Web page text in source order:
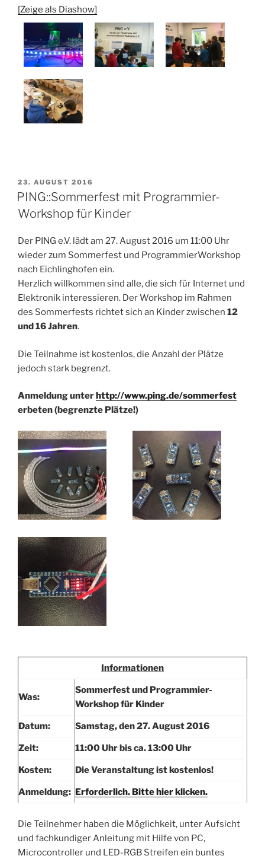
[Zeige als Diashow]
VERÖFFENTLICHT
AM
23. AUGUST 2016
PING::Sommerfest mit Programmier-
Workshop für Kinder
Der PING e.V. lädt am 27. August 2016 um 11:00 Uhr
wieder zum Sommerfest und ProgrammierWorkshop
nach Eichlinghofen ein.
Herzlich willkommen sind alle, die sich für Internet und
Elektronik interessieren. Der Workshop im Rahmen
des Sommerfests richtet sich an Kinder zwischen 12
und 16 Jahren.
Die Teilnahme ist kostenlos, die Anzahl der Plätze
jedoch stark begrenzt.
Anmeldung unterhttp://www.ping.de/sommerfest
erbeten (begrenzte Plätze!)
Informationen
Was:
Sommerfest und Programmier-
Workshop für Kinder
Datum: Samstag, den 27. August 2016
Zeit: 11:00 Uhr bis ca. 13:00 Uhr
Kosten: Die Veranstaltung ist kostenlos!
Anmeldung: Erforderlich. Bitte hier klicken.
Die Teilnehmer haben die Möglichkeit, unter Aufsicht
und fachkundiger Anleitung mit Hilfe von PC,
Microcontroller und LED-RGB Streifen ein buntes